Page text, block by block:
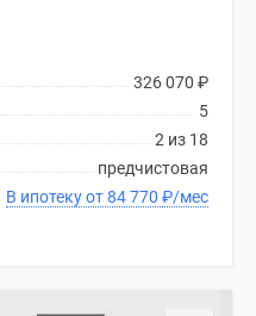
326 070 ₽
5
2 из 18
предчистовая
В ипотеку от 84 770 ₽/мес